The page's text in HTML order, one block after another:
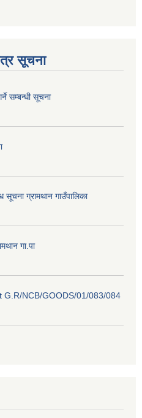
सूचना
सम्बन्धी सूचना
सूचना ग्रामथान गाउँपालिका
गा.पा
NCB/GOODS/01/083/084